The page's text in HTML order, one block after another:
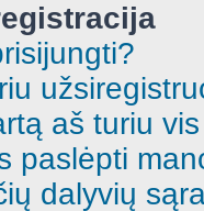
aš turiu
paslėpti
dalyvių